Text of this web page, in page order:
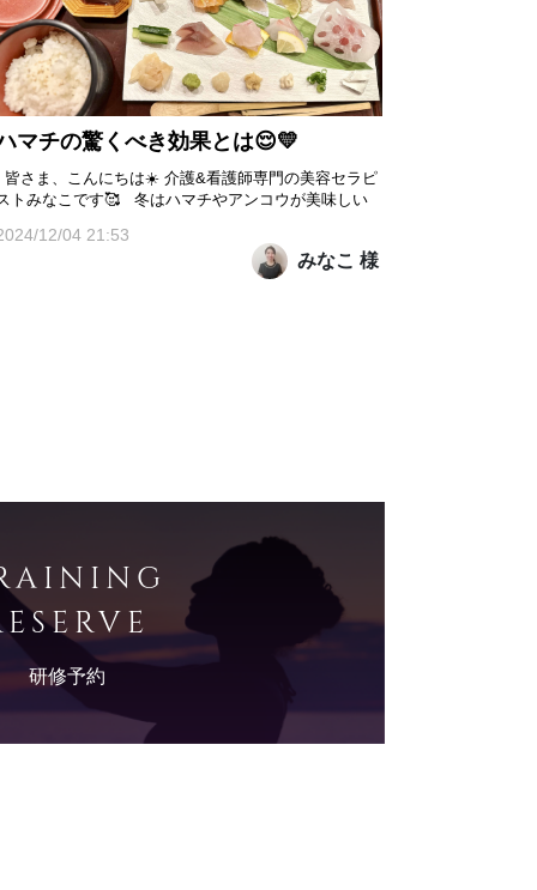
マチの驚くべき効果とは😌💛
さま、こんにちは☀️ 介護&看護師専門の美容セラピ
トみなこです🥰 冬はハマチやアンコウが美味しい
本日のネタは、天然はまち ひらすずき 真
まぐろ サーモンいくら 赤かます酢〆 太刀
12/04 21:53
みなこ 様
研修予約